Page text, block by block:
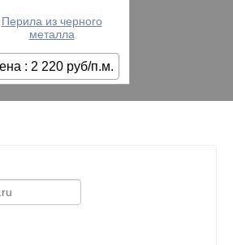
Перила из черного
металла
: 2 220 руб/п.м.